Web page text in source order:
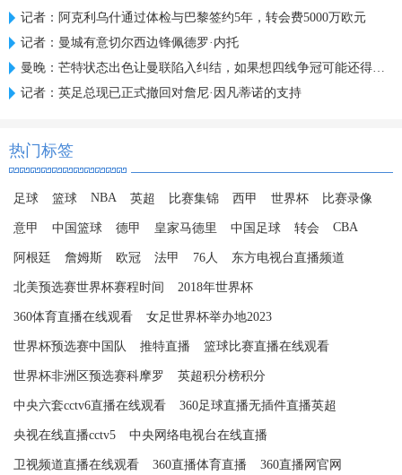
记者：阿克利乌什通过体检与巴黎签约5年，转会费5000万欧元
记者：曼城有意切尔西边锋佩德罗·内托
曼晚：芒特状态出色让曼联陷入纠结，如果想四线争冠可能还得买人
记者：英足总现已正式撤回对詹尼·因凡蒂诺的支持
热门标签
足球 篮球 NBA 英超 比赛集锦 西甲 世界杯 比赛录像
意甲 中国篮球 德甲 皇家马德里 中国足球 转会 CBA
阿根廷 詹姆斯 欧冠 法甲 76人 东方电视台直播频道
北美预选赛世界杯赛程时间 2018年世界杯
360体育直播在线观看 女足世界杯举办地2023
世界杯预选赛中国队 推特直播 篮球比赛直播在线观看
世界杯非洲区预选赛科摩罗 英超积分榜积分
中央六套cctv6直播在线观看 360足球直播无插件直播英超
央视在线直播cctv5 中央网络电视台在线直播
卫视频道直播在线观看 360直播体育直播 360直播网官网